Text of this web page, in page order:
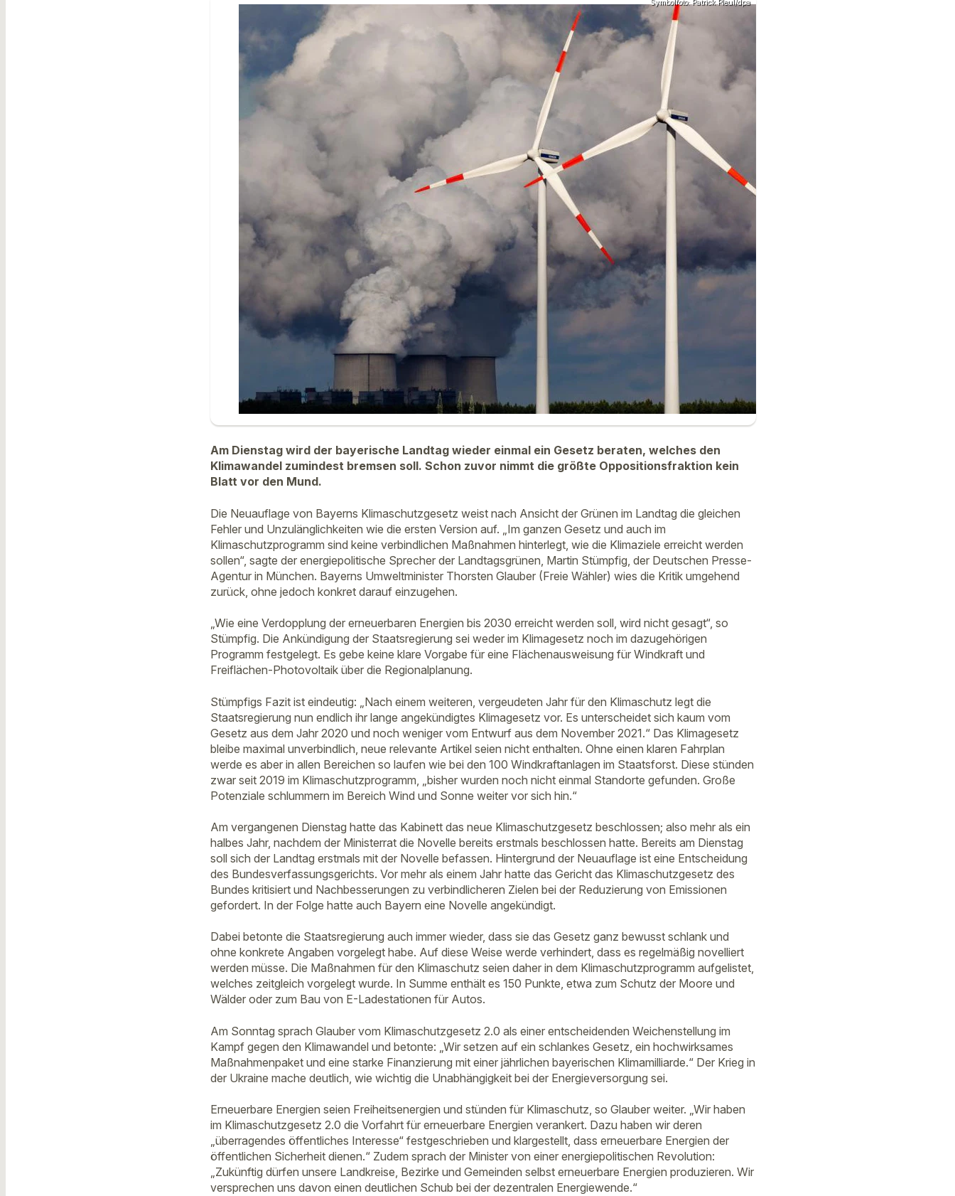
Symbolfoto: Patrick Pleul/dpa
Am Dienstag wird der bayerische Landtag wieder einmal ein Gesetz beraten, welches den
Klimawandel zumindest bremsen soll. Schon zuvor nimmt die größte Oppositionsfraktion kein
Blatt vor den Mund.
Die Neuauflage von Bayerns Klimaschutzgesetz weist nach Ansicht der Grünen im Landtag die gleichen
Fehler und Unzulänglichkeiten wie die ersten Version auf. „Im ganzen Gesetz und auch im
Klimaschutzprogramm sind keine verbindlichen Maßnahmen hinterlegt, wie die Klimaziele erreicht werden
sollen“, sagte der energiepolitische Sprecher der Landtagsgrünen, Martin Stümpfig, der Deutschen Presse-
Agentur in München. Bayerns Umweltminister Thorsten Glauber (Freie Wähler) wies die Kritik umgehend
zurück, ohne jedoch konkret darauf einzugehen.
„Wie eine Verdopplung der erneuerbaren Energien bis 2030 erreicht werden soll, wird nicht gesagt“, so
Stümpfig. Die Ankündigung der Staatsregierung sei weder im Klimagesetz noch im dazugehörigen
Programm festgelegt. Es gebe keine klare Vorgabe für eine Flächenausweisung für Windkraft und
Freiflächen-Photovoltaik über die Regionalplanung.
Stümpfigs Fazit ist eindeutig: „Nach einem weiteren, vergeudeten Jahr für den Klimaschutz legt die
Staatsregierung nun endlich ihr lange angekündigtes Klimagesetz vor. Es unterscheidet sich kaum vom
Gesetz aus dem Jahr 2020 und noch weniger vom Entwurf aus dem November 2021.“ Das Klimagesetz
bleibe maximal unverbindlich, neue relevante Artikel seien nicht enthalten. Ohne einen klaren Fahrplan
werde es aber in allen Bereichen so laufen wie bei den 100 Windkraftanlagen im Staatsforst. Diese stünden
zwar seit 2019 im Klimaschutzprogramm, „bisher wurden noch nicht einmal Standorte gefunden. Große
Potenziale schlummern im Bereich Wind und Sonne weiter vor sich hin.“
Am vergangenen Dienstag hatte das Kabinett das neue Klimaschutzgesetz beschlossen; also mehr als ein
halbes Jahr, nachdem der Ministerrat die Novelle bereits erstmals beschlossen hatte. Bereits am Dienstag
soll sich der Landtag erstmals mit der Novelle befassen. Hintergrund der Neuauflage ist eine Entscheidung
des Bundesverfassungsgerichts. Vor mehr als einem Jahr hatte das Gericht das Klimaschutzgesetz des
Bundes kritisiert und Nachbesserungen zu verbindlicheren Zielen bei der Reduzierung von Emissionen
gefordert. In der Folge hatte auch Bayern eine Novelle angekündigt.
Dabei betonte die Staatsregierung auch immer wieder, dass sie das Gesetz ganz bewusst schlank und
ohne konkrete Angaben vorgelegt habe. Auf diese Weise werde verhindert, dass es regelmäßig novelliert
werden müsse. Die Maßnahmen für den Klimaschutz seien daher in dem Klimaschutzprogramm aufgelistet,
welches zeitgleich vorgelegt wurde. In Summe enthält es 150 Punkte, etwa zum Schutz der Moore und
Wälder oder zum Bau von E-Ladestationen für Autos.
Am Sonntag sprach Glauber vom Klimaschutzgesetz 2.0 als einer entscheidenden Weichenstellung im
Kampf gegen den Klimawandel und betonte: „Wir setzen auf ein schlankes Gesetz, ein hochwirksames
Maßnahmenpaket und eine starke Finanzierung mit einer jährlichen bayerischen Klimamilliarde.“ Der Krieg in
der Ukraine mache deutlich, wie wichtig die Unabhängigkeit bei der Energieversorgung sei.
Erneuerbare Energien seien Freiheitsenergien und stünden für Klimaschutz, so Glauber weiter. „Wir haben
im Klimaschutzgesetz 2.0 die Vorfahrt für erneuerbare Energien verankert. Dazu haben wir deren
„überragendes öffentliches Interesse“ festgeschrieben und klargestellt, dass erneuerbare Energien der
öffentlichen Sicherheit dienen.“ Zudem sprach der Minister von einer energiepolitischen Revolution:
„Zukünftig dürfen unsere Landkreise, Bezirke und Gemeinden selbst erneuerbare Energien produzieren. Wir
versprechen uns davon einen deutlichen Schub bei der dezentralen Energiewende.“